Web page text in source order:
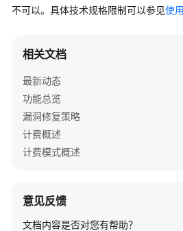
功
览
服
务
公
告
计
明
不可以。具体技术规格限制可以参见使
相关文档
最新动态
功能总览
漏洞修复策略
计费概述
计费模式概述
意见反馈
文档内容是否对您有帮助？